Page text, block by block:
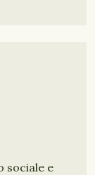
sociale e